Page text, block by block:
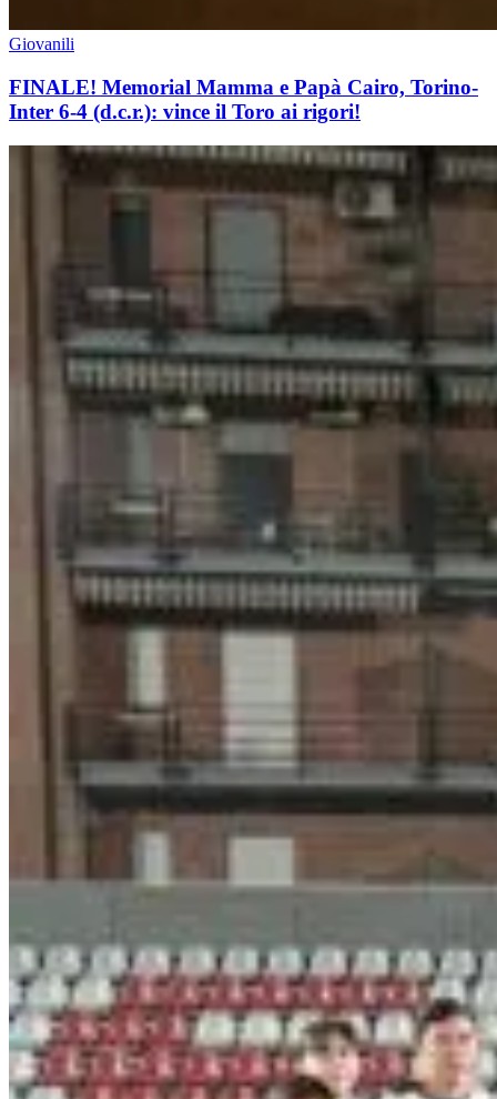
Giovanili
FINALE! Memorial Mamma e Papà Cairo, Torino-
Inter 6-4 (d.c.r.): vince il Toro ai rigori!